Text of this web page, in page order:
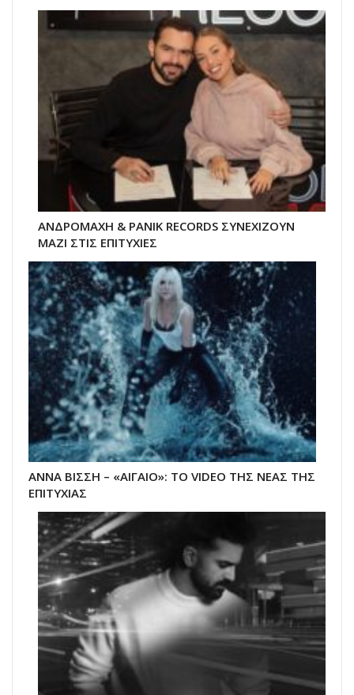
ΑΝΔΡΟΜΑΧΗ & PANIK RECORDS ΣΥΝΕΧΙΖΟΥΝ
ΜΑΖΙ ΣΤΙΣ ΕΠΙΤΥΧΙΕΣ
ΑΝΝΑ ΒΙΣΣΗ – «ΑΙΓΑΙΟ»: ΤΟ VIDEO ΤΗΣ ΝΕΑΣ ΤΗΣ
ΕΠΙΤΥΧΙΑΣ